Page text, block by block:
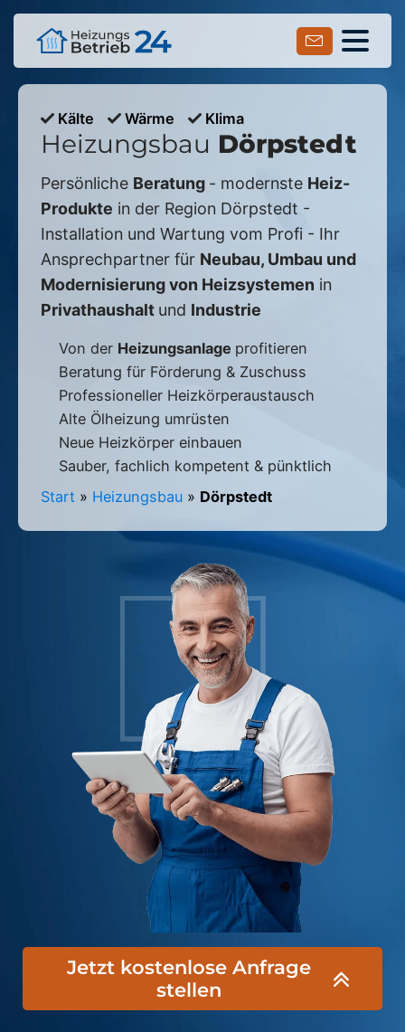
Kälte Wärme Klima
Heizungsbau Dörpstedt
Persönliche Beratung - modernste Heiz-
Produkte in der Region Dörpstedt -
Installation und Wartung vom Profi - Ihr
Ansprechpartner für Neubau, Umbau und
Modernisierung von Heizsystemen in
Privathaushalt und Industrie
Von der Heizungsanlage profitieren
Beratung für Förderung & Zuschuss
Professioneller Heizkörperaustausch
Alte Ölheizung umrüsten
Neue Heizkörper einbauen
Sauber, fachlich kompetent & pünktlich
Start » Heizungsbau » Dörpstedt
Jetzt kostenlose Anfrage
stellen